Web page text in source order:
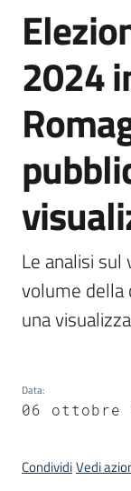
Studi
e
analisi
Menu
Statistiche
per
temi
Metadati
Seguici
su
Salta al contenuto
2024
Le analisi sul
volume della
una
Data:
06 ottobre
CondividiVedi